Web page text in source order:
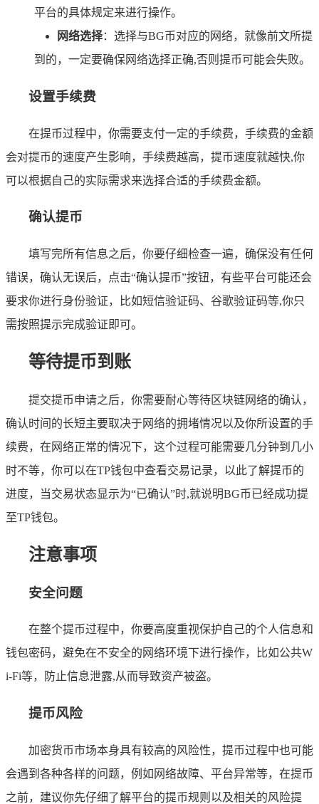
平台的具体规定来进行操作。
网络选择：选择与BG币对应的网络，就像前文所提
到的，一定要确保网络选择正确,否则提币可能会失败。
设置手续费
在提币过程中，你需要支付一定的手续费，手续费的金额
会对提币的速度产生影响，手续费越高，提币速度就越快,你
可以根据自己的实际需求来选择合适的手续费金额。
确认提币
填写完所有信息之后，你要仔细检查一遍，确保没有任何
错误，确认无误后，点击“确认提币”按钮，有些平台可能还会
要求你进行身份验证，比如短信验证码、谷歌验证码等,你只
需按照提示完成验证即可。
等待提币到账
提交提币申请之后，你需要耐心等待区块链网络的确认，
确认时间的长短主要取决于网络的拥堵情况以及你所设置的手
续费，在网络正常的情况下，这个过程可能需要几分钟到几小
时不等，你可以在TP钱包中查看交易记录，以此了解提币的
进度，当交易状态显示为“已确认”时,就说明BG币已经成功提
至TP钱包。
注意事项
安全问题
在整个提币过程中，你要高度重视保护自己的个人信息和
钱包密码，避免在不安全的网络环境下进行操作，比如公共W
i-Fi等，防止信息泄露,从而导致资产被盗。
提币风险
加密货币市场本身具有较高的风险性，提币过程中也可能
会遇到各种各样的问题，例如网络故障、平台异常等，在提币
之前，建议你先仔细了解平台的提币规则以及相关的风险提